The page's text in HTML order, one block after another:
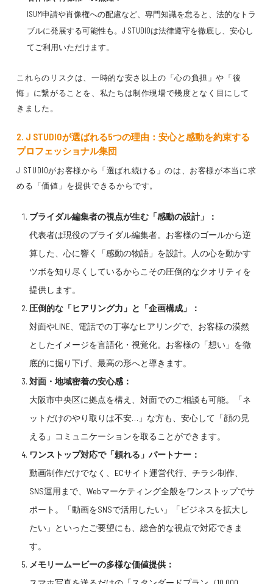
ISUM申請や肖像権への配慮など、専門知識を怠ると、 法的なトラ
ブルに発展する可能性も。 J STUDIOは法律遵守を徹底し、安心し
てご利用いただけます。
これらのリスクは、一時的な安さ以上の「心の負担」や「後
悔」 に繋がることを、私たちは制作現場で幾度となく目にして
きました。
2. J STUDIOが選ばれる5つの理由：安心と感動を約束する
プロフェッショナル集団
J STUDIOがお客様から 「選ばれ続ける」のは、 お客様が本当に求
める「価値」 を提供できるからです。
ブライダル編集者の視点が生む「感動の設計」：
代表者は現役のブライダル編集者。 お客様のゴールから逆
算した、心に響く「感動の物語」を設計。
人の心を動かす
ツボを知り尽くしているからこその圧倒的なクオリティ を
提供します。
圧倒的な「ヒアリング力」と「企画構成」：
対面やLINE、電話での丁寧なヒアリングで、お客様の漠然
としたイメージを言語化・視覚化。 お客様の「想い」 を徹
底的に掘り下げ、最高の形へと導きます。
対面・地域密着の安心感：
大阪市中央区に拠点を構え、対面でのご相談も可能。
「ネ
ットだけのやり取りは不安…」 な方も、安心して 「顔の見
える」コミュニケーションを取ることができます。
ワンストップ対応で「頼れる」パートナー：
動画制作だけでなく、 ECサイト運営代行、チラシ制作、
SNS運用 まで、Webマーケティング全般をワンストップでサ
ポート 。
「動画をSNSで活用したい」「ビジネスを拡大し
たい」 といったご要望にも、総合的な視点で対応できま
す。
メモリームービーの多様な価値提供：